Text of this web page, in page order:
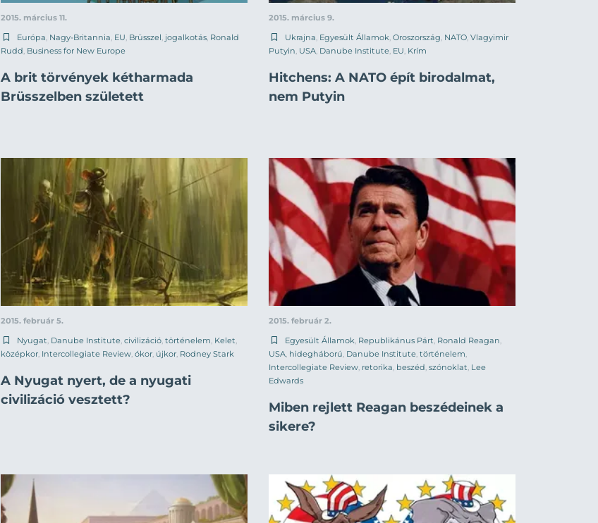
2015. március 11.
Európa Nagy-Britannia EU Brüsszel jogalkotás Ronald
Rudd Business for New Europe
A brit törvények kétharmada
Brüsszelben született
2015. március 9.
Ukrajna Egyesült Államok Oroszország NATO Vlagyimir
Putyin USA Danube Institute EU Krím
Hitchens: A NATO épít birodalmat,
nem Putyin
2015. február 5.
Nyugat, Danube Institute, civilizáció, történelem, Kelet,
középkor, Intercollegiate Review, ókor, újkor, Rodney Stark
A Nyugat nyert, de a nyugati
civilizáció vesztett?
2015. február 2.
Egyesült Államok, Republikánus Párt, Ronald Reagan,
USA, hidegháború, Danube Institute, történelem,
Intercollegiate Review, retorika, beszéd, szónoklat, Lee
Edwards
Miben rejlett Reagan beszédeinek a
sikere?